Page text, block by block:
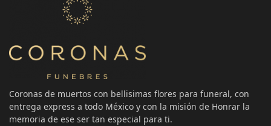
Coronas de muertos con bellisimas flores para funeral, con
entrega express a todo México y con la misión de Honrar la
memoria de ese ser tan especial para ti.